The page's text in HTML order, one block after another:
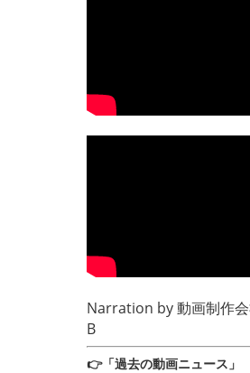
Narration by動画制作
B
👉「過去の動画ニュース」